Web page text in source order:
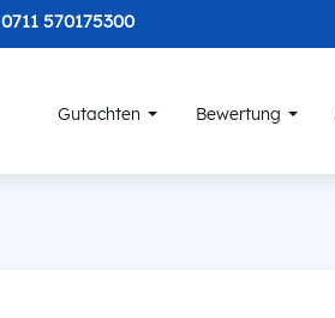
0711 570175300
Gutachten Bewertung